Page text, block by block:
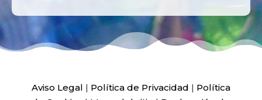
Aviso Legal | Política de Privacidad | Política